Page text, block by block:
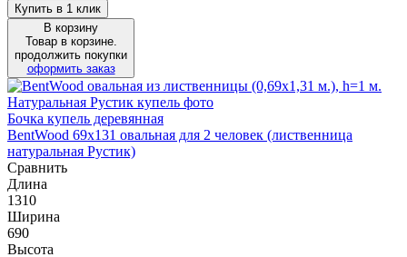
Купить в 1 клик
В корзину
Товар в корзине.
продолжить покупки
оформить заказ
Бочка купель деревянная
BentWood 69х131 овальная для 2 человек (лиственница
натуральная Рустик)
Сравнить
Длина
1310
Ширина
690
Высота